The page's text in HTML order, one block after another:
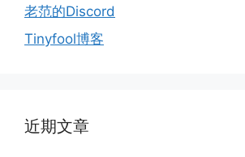
老范的Discord
Tinyfool博客
近期文章